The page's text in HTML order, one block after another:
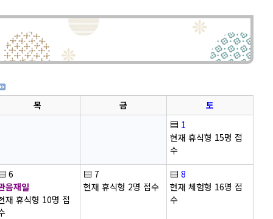
목 금
토
▤ 1
현재 휴식형 15명 접
수
6
음재일
재 휴식형 10명 접
▤ 7
현재 휴식형 2명 접수
▤ 8
현재 체험형 16명 접
수